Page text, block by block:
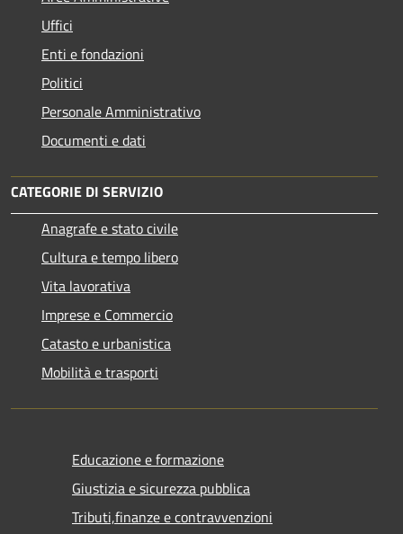
Uffici
Enti e fondazioni
Politici
Personale Amministrativo
Documenti e dati
CATEGORIE DI SERVIZIO
Anagrafe e stato civile
Cultura e tempo libero
Vita lavorativa
Imprese e Commercio
Catasto e urbanistica
Mobilità e trasporti
Educazione e formazione
Giustizia e sicurezza pubblica
Tributi,finanze e contravvenzioni